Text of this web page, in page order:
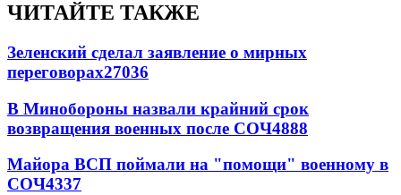
ЧИТАЙТЕ ТАКЖЕ
Зеленский сделал заявление о мирных
переговорах27036
В Минобороны назвали крайний срок
возвращения военных после СОЧ4888
Майора ВСП поймали на "помощи" военному в
СОЧ4337